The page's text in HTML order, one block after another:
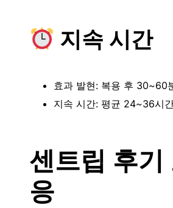
지속 시간
효과 발현: 복용 후 30~60
지속 시간: 평균 24~36시
센트립 후
응